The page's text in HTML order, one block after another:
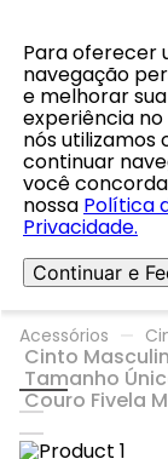
Para oferecer
navegação
e melhorar sua
experiência no
nós utilizamos
continuar
você
nossa Política
Privacidade.
Continuar e
Acessórios
Cinto
Tamanho
Couro Fivela